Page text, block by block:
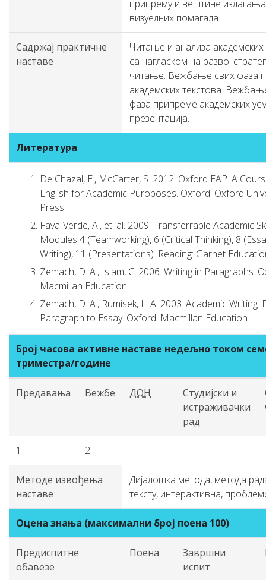
припрему и вештине
визуелних помагала.
Садржај практичне
наставе
Читање и анализа академских
са нагласком на развој
читање. Вежбање свих фаза
академских текстова.
фаза припреме академских
презентација.
Литература
De Chazal, E., McCarter, S. 2012. Oxford EAP. A
English for Academic Puroposes. Oxford: Oxford
Press.
Fava-Verde, A., et. al. 2009. Transferrable Academic
Modules 4 (Teamworking), 6 (Critical Thinking), 8
Writing), 11 (Presentations). Reading: Garnet
Zemach, D. A., Islam, C. 2006. Writing in Paragraphs.
Macmillan Education.
Zemach, D. A., Rumisek, L. A. 2003. Academic Writing.
Paragraph to Essay. Oxford: Macmillan Education.
Број часова активне наставе недељно током
триместра/године
Предавања Вежбе ДОН
Студијски и
истраживачки
рад
1 2
Методе извођења
наставе
Дијалошка метода, метода
тексту, интерактивна,
Оцена знања (максимални број поена 100)
Предиспитне
обавезе
Поена
Завршни
испит